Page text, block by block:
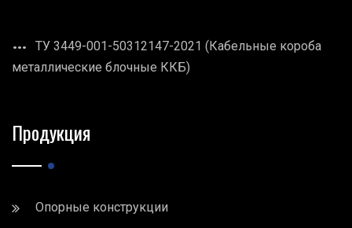
ТУ 3449-001-50312147-2021 (Кабельные короба
металлические блочные ККБ)
Продукция
Опорные конструкции